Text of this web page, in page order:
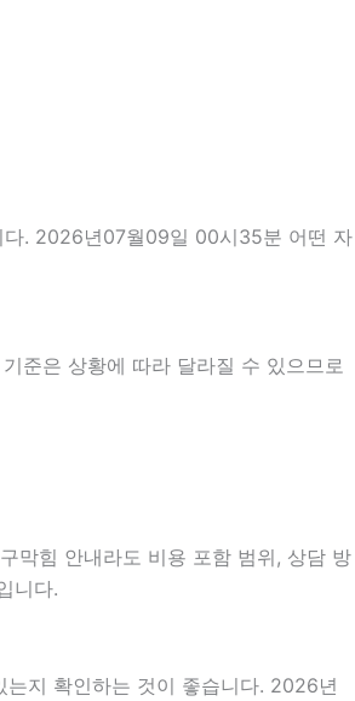
다. 2026년07월09일 00시35분 어떤 자
준은 상황에 따라 달라질 수 있으므로
막힘 안내라도 비용 포함 범위, 상담 방
니다.
지 확인하는 것이 좋습니다. 2026년